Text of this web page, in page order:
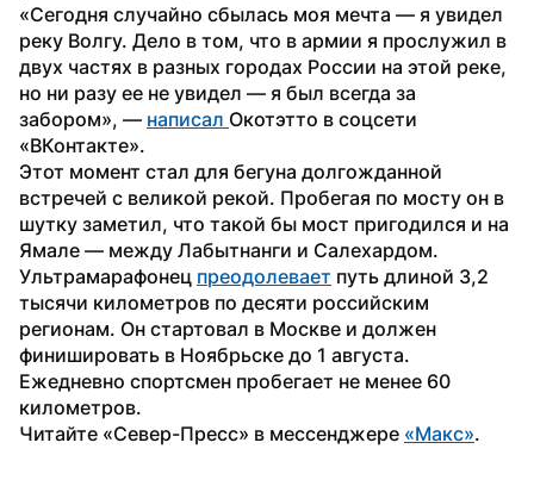
«Сегодня случайно сбылась моя мечта — я увидел
реку Волгу. Дело в том, что в армии я прослужил в
двух частях в разных городах России на этой реке,
но ни разу ее не увидел — я был всегда за
забором», — написал Окотэтто в соцсети
«ВКонтакте».
Этот момент стал для бегуна долгожданной
встречей с великой рекой. Пробегая по мосту он в
шутку заметил, что такой бы мост пригодился и на
Ямале — между Лабытнанги и Салехардом.
Ультрамарафонец преодолевает путь длиной 3,2
тысячи километров по десяти российским
регионам. Он стартовал в Москве и должен
финишировать в Ноябрьске до 1 августа.
Ежедневно спортсмен пробегает не менее 60
километров.
Читайте «Север-Пресс» в мессенджере «Макс».